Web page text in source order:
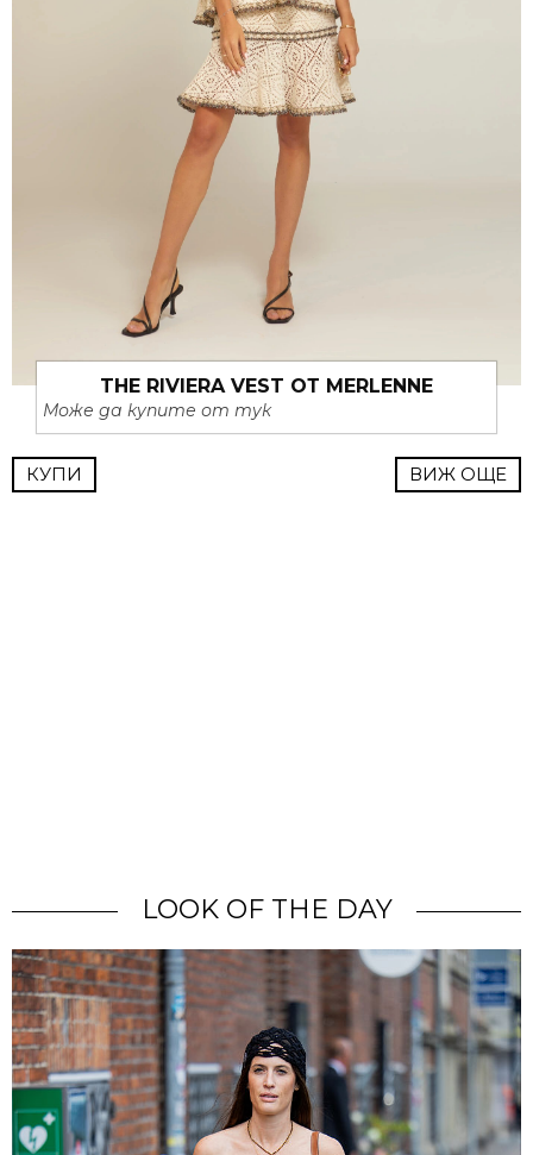
THE RIVIERA VEST ОТ MERLENNE
Може да купите от тук
КУПИ ВИЖ ОЩЕ
LOOK OF THE DAY